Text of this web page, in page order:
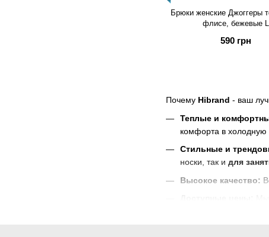
Почему Hibrand - ваш
Теплые и
комфорта в холодную
Стильные и
носки, так и для
Высокое качество:
Брюки женские Джоггеры
флисе, бежевые L
590 грн